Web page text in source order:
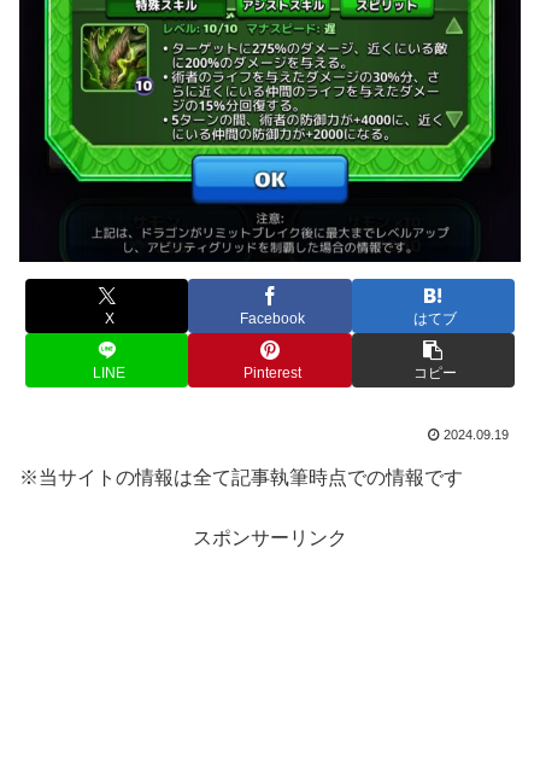
X Facebook はてブ
LINE Pinterest コピー
2024.09.19
※当サイトの情報は全て記事執筆時点での情報です
スポンサーリンク